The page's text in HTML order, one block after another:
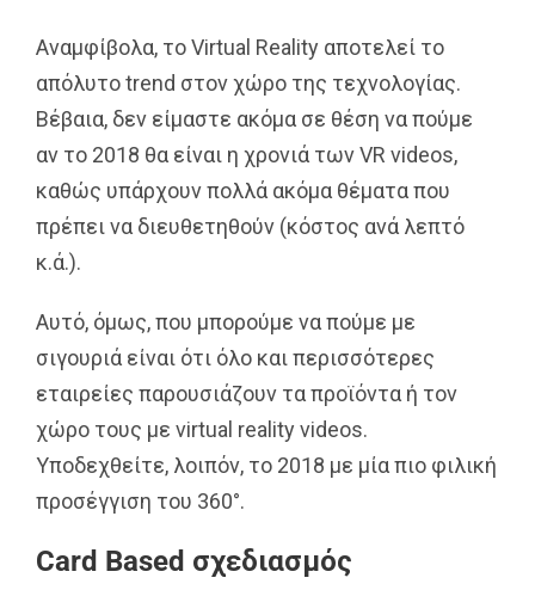
Αναμφίβολα, το Virtual Reality αποτελεί το
απόλυτο trend στον χώρο της τεχνολογίας.
Βέβαια, δεν είμαστε ακόμα σε θέση να πούμε
αν το 2018 θα είναι η χρονιά των VR videos,
καθώς υπάρχουν πολλά ακόμα θέματα που
πρέπει να διευθετηθούν (κόστος ανά λεπτό
κ.ά.).
Αυτό, όμως, που μπορούμε να πούμε με
σιγουριά είναι ότι όλο και περισσότερες
εταιρείες παρουσιάζουν τα προϊόντα ή τον
χώρο τους με virtual reality videos.
Υποδεχθείτε, λοιπόν, το 2018 με μία πιο φιλική
προσέγγιση του 360°.
Card Based σχεδιασμός